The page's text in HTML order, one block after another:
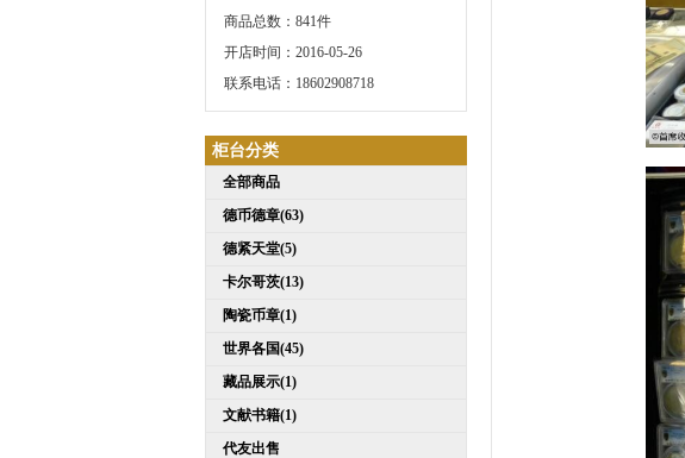
商品总数：841件
开店时间：2016-05-26
联系电话：18602908718
柜台分类
全部商品
德币德章(63)
德紧天堂(5)
卡尔哥茨(13)
陶瓷币章(1)
世界各国(45)
藏品展示(1)
文献书籍(1)
代友出售